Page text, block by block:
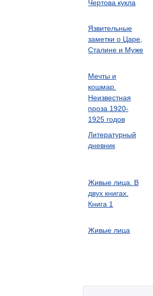
Чертова кукла
Язвительные
заметки о Царе,
Сталине и Муже
Мечты и
кошмар.
Неизвестная
проза 1920-
1925 годов
Литературный
дневник
Живые лица. В
двух книгах.
Книга 1
Живые лица